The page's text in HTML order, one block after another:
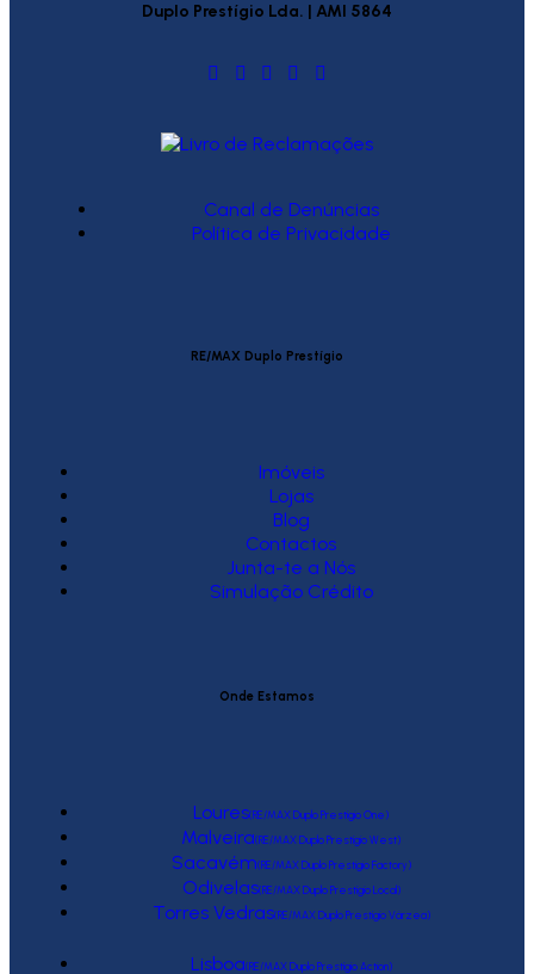
Duplo Prestígio Lda. | AMI 5864
Canal de Denúncias
Política de Privacidade
RE/MAX Duplo Prestígio
Imóveis
Lojas
Blog
Contactos
Junta-te a Nós
Simulação Crédito
Onde Estamos
Loures(RE/MAX Duplo Prestígio One)
Malveira(RE/MAX Duplo Prestígio West)
Sacavém(RE/MAX Duplo Prestígio Factory)
Odivelas(RE/MAX Duplo Prestígio Local)
Torres Vedras(RE/MAX Duplo Prestígio Várzea)
Lisboa(RE/MAX Duplo Prestígio Action)